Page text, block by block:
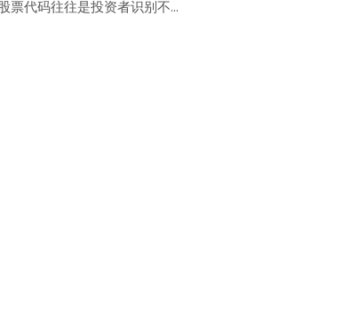
票代码往往是投资者识别不...